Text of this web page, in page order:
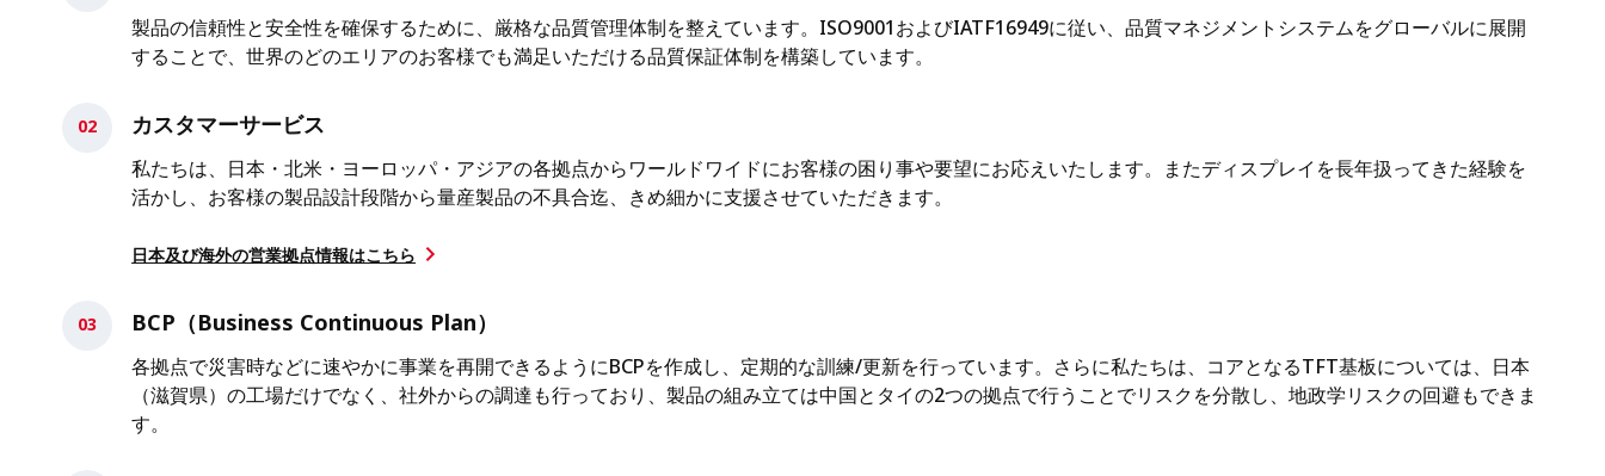
製品の信頼性と安全性を確保するために、厳格な品質管理体制を整えています。ISO9001およびIATF16949に従い、品質マネジメントシステムをグローバルに展開
することで、世界のどのエリアのお客様でも満足いただける品質保証体制を構築しています。
カスタマーサービス
私たちは、日本・北米・ヨーロッパ・アジアの各拠点からワールドワイドにお客様の困り事や要望にお応えいたします。またディスプレイを長年扱ってきた経験を
活かし、お客様の製品設計段階から量産製品の不具合迄、きめ細かに支援させていただきます。
日本及び海外の営業拠点情報はこちら
BCP（Business Continuous Plan）
各拠点で災害時などに速やかに事業を再開できるようにBCPを作成し、定期的な訓練/更新を行っています。さらに私たちは、コアとなるTFT基板については、日本
（滋賀県）の工場だけでなく、社外からの調達も行っており、製品の組み立ては中国とタイの2つの拠点で行うことでリスクを分散し、地政学リスクの回避もできま
す。